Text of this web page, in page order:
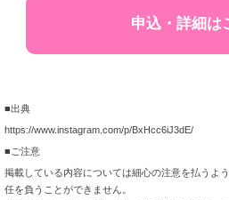
申込・詳細は
■出典
https://www.instagram.com/p/BxHcc6iJ3dE/
■ご注意
掲載している内容については細心の注意を払うよ
任を負うことができません。